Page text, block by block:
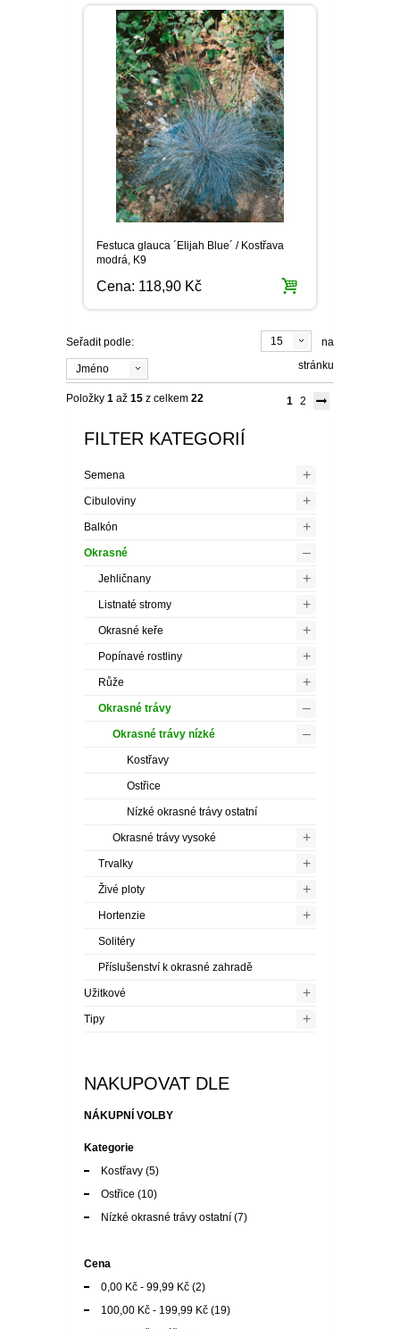
Festuca glauca ´Elijah Blue´ / Kostřava
modrá, K9
Cena: 118,90 Kč
Seřadit podle:
Jméno
15
na
stránku
Položky 1 až 15 z celkem 22 1 2
FILTER KATEGORIÍ
Semena +
Cibuloviny +
Balkón +
Okrasné –
Jehličnany +
Listnaté stromy +
Okrasné keře +
Popínavé rostliny +
Růže +
Okrasné trávy –
Okrasné trávy nízké –
Kostřavy
Ostřice
Nízké okrasné trávy ostatní
Okrasné trávy vysoké +
Trvalky +
Živé ploty +
Hortenzie +
Solitéry
Příslušenství k okrasné zahradě
Užitkové +
Tipy +
NAKUPOVAT DLE
NÁKUPNÍ VOLBY
Kategorie
Kostřavy (5)
Ostřice (10)
Nízké okrasné trávy ostatní (7)
Cena
0,00 Kč - 99,99 Kč (2)
100,00 Kč - 199,99 Kč (19)